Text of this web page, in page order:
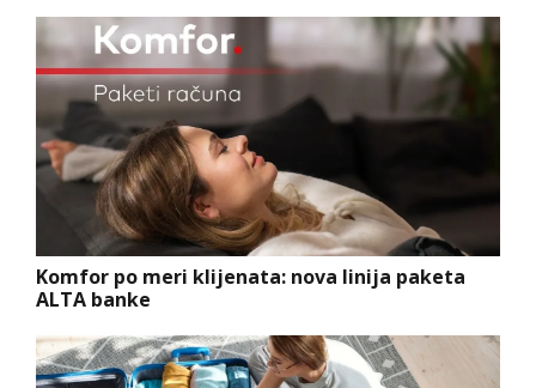
Komfor po meri klijenata: nova linija paketa
ALTA banke